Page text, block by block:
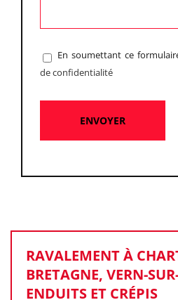
En soumettant ce
de confidentialité
RAVALEMENT À
BRETAGNE, VERN-
ENDUITS ET CRÉPIS